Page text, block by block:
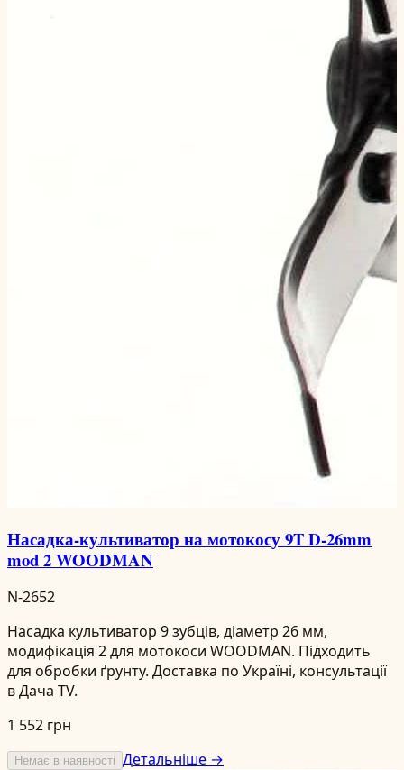
Насадка-культиватор на мотокосу 9T D-26mm
mod 2 WOODMAN
N-2652
Насадка культиватор 9 зубців, діаметр 26 мм,
модифікація 2 для мотокоси WOODMAN. Підходить
для обробки ґрунту. Доставка по Україні, консультації
в Дача TV.
1 552 грн
Немає в наявності Детальніше →